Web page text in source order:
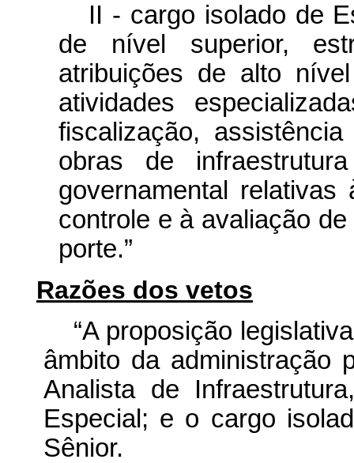
II - cargo isolado de
de nível superior,
atribuições de alto
atividades
fiscalização,
obras de
governamental
controle e à avaliação
porte.”
Razões dos vetos
“A proposição
âmbito da administração
Analista de
Especial; e o cargo
Sênior.